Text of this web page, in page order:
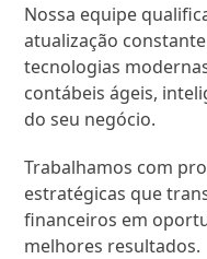
Nossa equipe
atualização
tecnologias
contábeis ágeis,
do seu negócio.
Trabalhamos com
estratégicas que
financeiros em
melhores resultados.